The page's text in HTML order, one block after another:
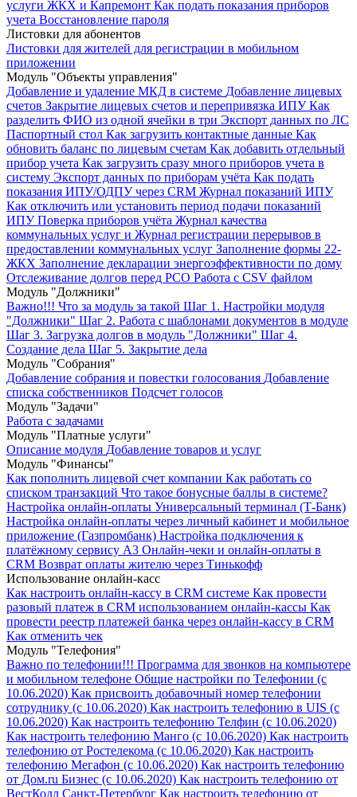
услуги ЖКХ и Капремонт Как подать показания приборов
учета Восстановление пароля
Листовки для абонентов
Листовки для жителей для регистрации в мобильном
приложении
Модуль "Объекты управления"
Добавление и удаление МКД в системе Добавление лицевых
счетов Закрытие лицевых счетов и перепривязка ИПУ Как
разделить ФИО из одной ячейки в три Экспорт данных по ЛС
Паспортный стол Как загрузить контактные данные Как
обновить баланс по лицевым счетам Как добавить отдельный
прибор учета Как загрузить сразу много приборов учета в
систему Экспорт данных по приборам учёта Как подать
показания ИПУ/ОДПУ через CRM Журнал показаний ИПУ
Как отключить или установить период подачи показаний
ИПУ Поверка приборов учёта Журнал качества
коммунальных услуг и Журнал регистрации перерывов в
предоставлении коммунальных услуг Заполнение формы 22-
ЖКХ Заполнение декларации энергоэффективности по дому
Отслеживание долгов перед РСО Работа с CSV файлом
Модуль "Должники"
Важно!!! Что за модуль за такой Шаг 1. Настройки модуля
"Должники" Шаг 2. Работа с шаблонами документов в модуле
Шаг 3. Загрузка долгов в модуль "Должники" Шаг 4.
Создание дела Шаг 5. Закрытие дела
Модуль "Собрания"
Добавление собрания и повестки голосования Добавление
списка собственников Подсчет голосов
Модуль "Задачи"
Работа с задачами
Модуль "Платные услуги"
Описание модуля Добавление товаров и услуг
Модуль "Финансы"
Как пополнить лицевой счет компании Как работать со
списком транзакций Что такое бонусные баллы в системе?
Настройка онлайн-оплаты Универсальный терминал (Т-Банк)
Настройка онлайн-оплаты через личный кабинет и мобильное
приложение (Газпромбанк) Настройка подключения к
платёжному сервису А3 Онлайн-чеки и онлайн-оплаты в
CRM Возврат оплаты жителю через Тинькофф
Использование онлайн-касс
Как настроить онлайн-кассу в CRM системе Как провести
разовый платеж в CRM использованием онлайн-кассы Как
провести реестр платежей банка через онлайн-кассу в CRM
Как отменить чек
Модуль "Телефония"
Важно по телефонии!!! Программа для звонков на компьютере
и мобильном телефоне Общие настройки по Телефонии (с
10.06.2020) Как присвоить добавочный номер телефонии
сотруднику (с 10.06.2020) Как настроить телефонию в UIS (с
10.06.2020) Как настроить телефонию Телфин (с 10.06.2020)
Как настроить телефонию Манго (с 10.06.2020) Как настроить
телефонию от Ростелекома (с 10.06.2020) Как настроить
телефонию Мегафон (с 10.06.2020) Как настроить телефонию
от Дом.ru Бизнес (с 10.06.2020) Как настроить телефонию от
ВестКолл Санкт-Петербург Как настроить телефонию от